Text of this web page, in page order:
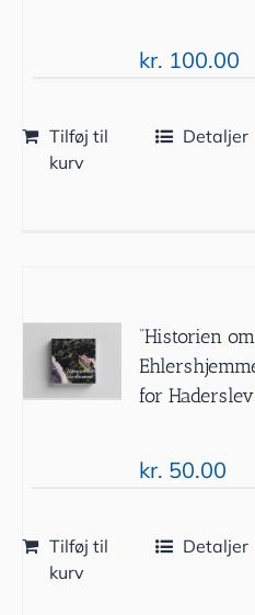
kr. 100.00
Tilføj til
kurv
Detaljer
”Historien
for
kr. 50.00
Tilføj til
kurv
Detaljer